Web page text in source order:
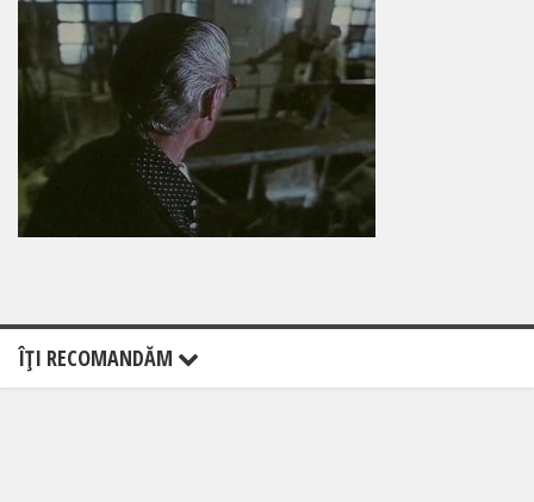
ÎŢI RECOMANDĂM